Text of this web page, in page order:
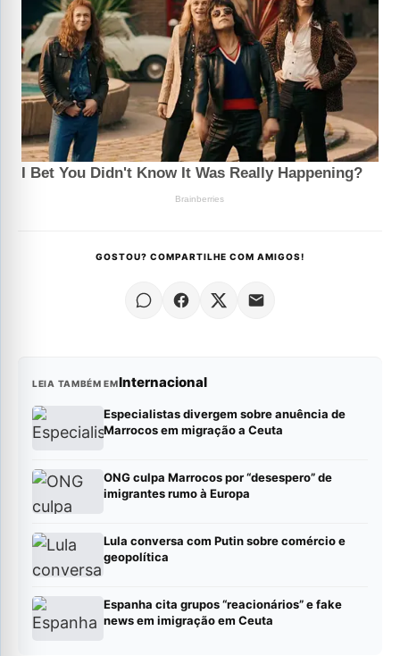
GOSTOU? COMPARTILHE COM AMIGOS!
LEIA TAMBÉM EMInternacional
Especialistas divergem sobre anuência de
Marrocos em migração a Ceuta
ONG culpa Marrocos por “desespero” de
imigrantes rumo à Europa
Lula conversa com Putin sobre comércio e
geopolítica
Espanha cita grupos “reacionários” e fake
news em imigração em Ceuta